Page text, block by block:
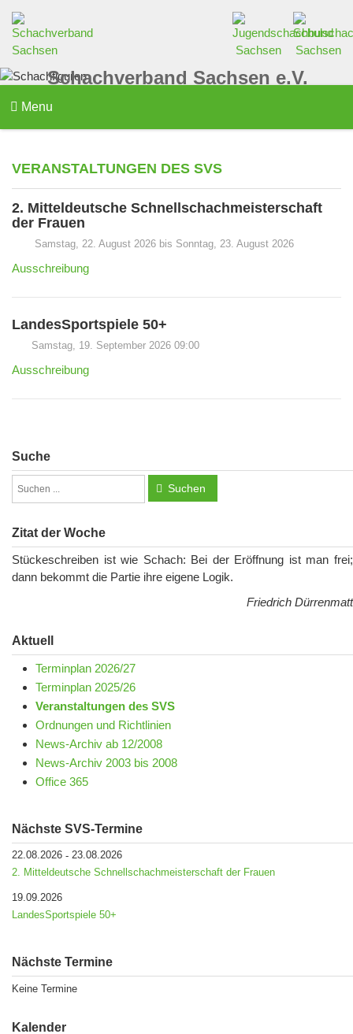
Schachverband Sachsen e.V.
Menu
VERANSTALTUNGEN DES SVS
2. Mitteldeutsche Schnellschachmeisterschaft
der Frauen
Samstag, 22. August 2026 bis Sonntag, 23. August 2026
Ausschreibung
LandesSportspiele 50+
Samstag, 19. September 2026 09:00
Ausschreibung
Suche
Suchen
Zitat der Woche
Stückeschreiben ist wie Schach: Bei der Eröffnung ist man frei;
dann bekommt die Partie ihre eigene Logik.
Friedrich Dürrenmatt
Aktuell
Terminplan 2026/27
Terminplan 2025/26
Veranstaltungen des SVS
Ordnungen und Richtlinien
News-Archiv ab 12/2008
News-Archiv 2003 bis 2008
Office 365
Nächste SVS-Termine
22.08.2026 - 23.08.2026
2. Mitteldeutsche Schnellschachmeisterschaft der Frauen
19.09.2026
LandesSportspiele 50+
Nächste Termine
Keine Termine
Kalender